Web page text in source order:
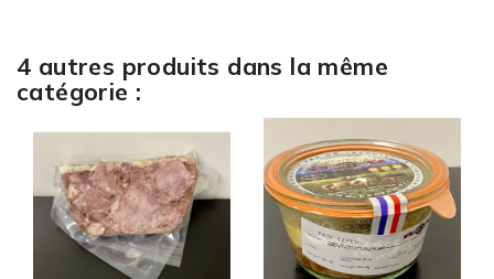
4 autres produits dans la même
catégorie :